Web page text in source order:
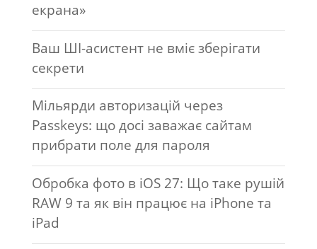
екрана»
Ваш ШІ-асистент не вміє зберігати
секрети
Мільярди авторизацій через
Passkeys: що досі заважає сайтам
прибрати поле для пароля
Обробка фото в iOS 27: Що таке рушій
RAW 9 та як він працює на iPhone та
iPad